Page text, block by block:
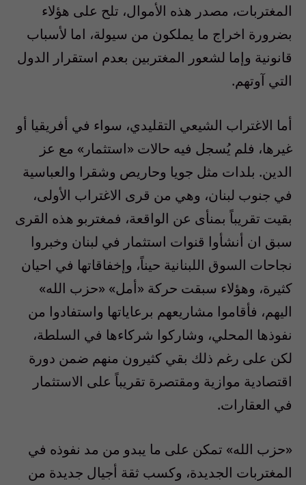
المغتربات، مصدر هذه الأموال، تلح على هؤلاء
بضرورة اخراج ما يملكون من سيولة، اما لأسباب
قانونية وإما لشعور المغتربين بعدم استقرار الدول
التي آوتهم.
أما الاغتراب الشيعي التقليدي، سواء في أفريقيا أو
غيرها، فلم يُسجل فيه حالات «استثمار» مع عز
الدين. بلدات مثل جويا وحاريص وشقرا والعباسية
في جنوب لبنان، وهي من قرى الاغتراب الأولى،
بقيت تقريباً بمنأى عن الواقعة، فمغتربو هذه القرى
سبق ان أنشأوا قنوات استثمار في لبنان وخبروا
نجاحات السوق اللبنانية حيناً، وإخفاقاتها في احيان
كثيرة، وهؤلاء سبقت حركة «أمل» «حزب الله»
اليهم، فأقاموا مشاريعهم برعاياتها واستفادوا من
نفوذها المحلي، وشاركوا شركاءها في السلطة،
لكن على رغم ذلك بقي كثيرون منهم ضمن دورة
اقتصادية موازية ومقتصرة تقريباً على الاستثمار
في العقارات.
«حزب الله» تمكن على ما يبدو من مد نفوذه في
المغتربات الجديدة، وكسب ثقة أجيال جديدة من